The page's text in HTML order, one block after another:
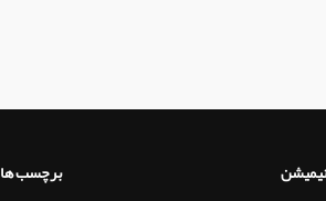
برچسب ها